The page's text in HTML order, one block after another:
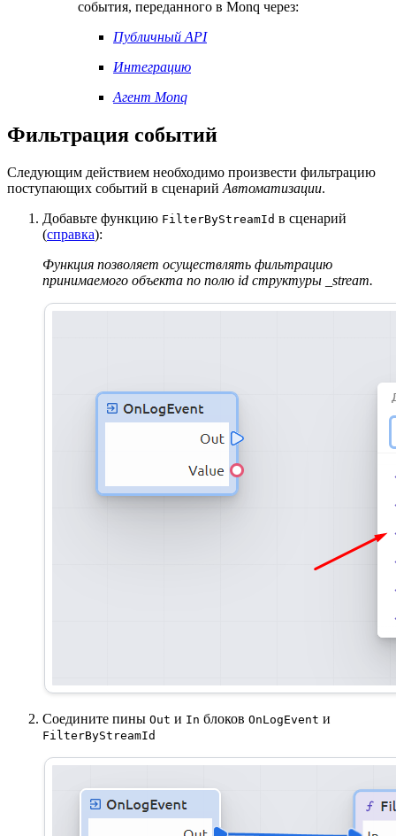
события, переданного в Monq через:
Публичный API
Интеграцию
Агент Monq
Фильтрация событий
Следующим действием необходимо произвести фильтрацию
поступающих событий в сценарий Автоматизации.
Добавьте функцию FilterByStreamId в сценарий
(справка):
Функция позволяет осуществлять фильтрацию
принимаемого объекта по полю id структуры _stream.
Соедините пины Out и In блоков OnLogEvent и
FilterByStreamId